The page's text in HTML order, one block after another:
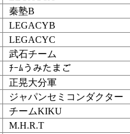
秦塾B
LEGACYB
LEGACYC
武石チーム
ﾁｰﾑうみたまご
正晃大分軍
ジャパンセミコンダクター
チームKIKU
M.H.R.T